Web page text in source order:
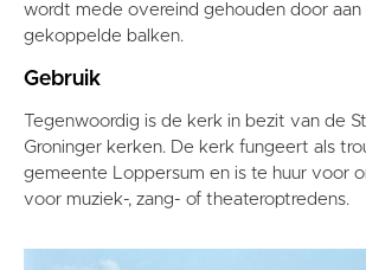
wordt mede overeind gehouden door aan
gekoppelde balken.
Gebruik
Tegenwoordig is de kerk in bezit van de
Groninger kerken. De kerk fungeert als
gemeente Loppersum en is te huur voor
voor muziek-, zang- of theateroptredens.